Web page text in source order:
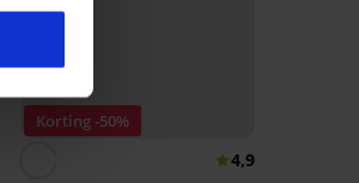
Korting -50%
4,9